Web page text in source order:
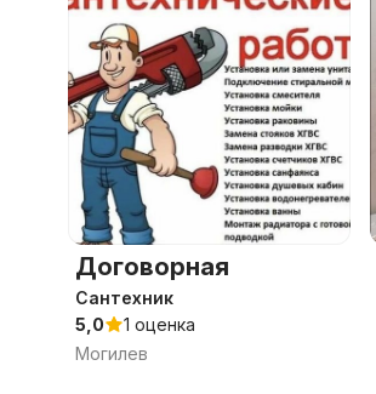
Договорная
Сантехник
5,0
1 оценка
Могилев